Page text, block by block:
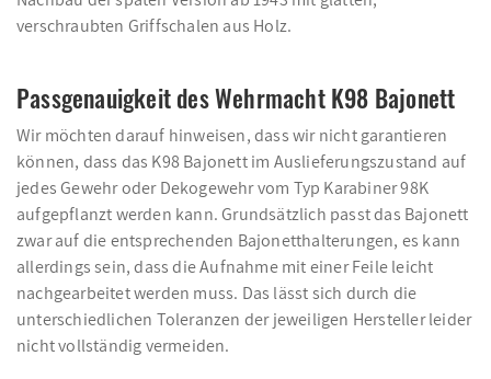
verschraubten Griffschalen aus Holz.
Passgenauigkeit des Wehrmacht K98 Bajonett
Wir möchten darauf hinweisen, dass wir nicht garantieren
können, dass das K98 Bajonett im Auslieferungszustand auf
jedes Gewehr oder Dekogewehr vom Typ Karabiner 98K
aufgepflanzt werden kann. Grundsätzlich passt das Bajonett
zwar auf die entsprechenden Bajonetthalterungen, es kann
allerdings sein, dass die Aufnahme mit einer Feile leicht
nachgearbeitet werden muss. Das lässt sich durch die
unterschiedlichen Toleranzen der jeweiligen Hersteller leider
nicht vollständig vermeiden.